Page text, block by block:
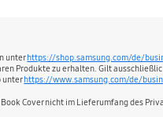
unterhttps://shop.samsung.com/de/
Produkte zu erhalten. Gilt
unterhttps://www.samsung.com/de/
Cover nicht im Lieferumfang des